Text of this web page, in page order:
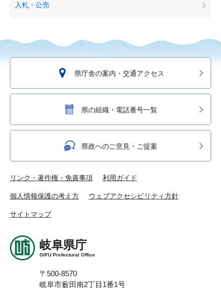
入札・公売
県庁舎の案内・交通アクセス
県の組織・電話番号一覧
県政へのご意見・ご提案
リンク・著作権・免責事項 利用ガイド
個人情報保護の考え方 ウェブアクセシビリティ方針
サイトマップ
岐阜県庁
GIFU Prefectural Office
〒500-8570
岐阜市薮田南2丁目1番1号